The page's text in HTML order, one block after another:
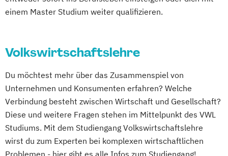
einem Master Studium weiter qualifizieren.
Volkswirtschaftslehre
Du möchtest mehr über das Zusammenspiel von
Unternehmen und Konsumenten erfahren? Welche
Verbindung besteht zwischen Wirtschaft und Gesellschaft?
Diese und weitere Fragen stehen im Mittelpunkt des VWL
Studiums. Mit dem Studiengang Volkswirtschaftslehre
wirst du zum Experten bei komplexen wirtschaftlichen
Problemen - hier gibt es alle Infos zum Studiengang!